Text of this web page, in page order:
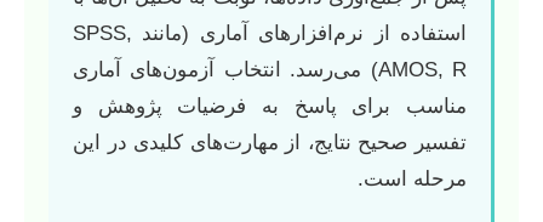
استفاده از نرم‌افزارهای آماری (مانند SPSS,
AMOS, R) می‌رسد. انتخاب آزمون‌های آماری
مناسب برای پاسخ به فرضیات پژوهش و
تفسیر صحیح نتایج، از مهارت‌های کلیدی در این
مرحله است.